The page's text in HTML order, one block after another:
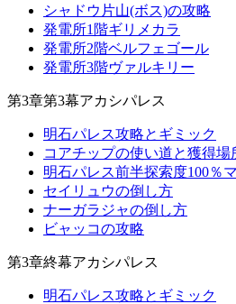
シャドウ片山(ボス)の攻略
発電所1階ギリメカラ
発電所2階ベルフェゴール
発電所3階ヴァルキリー
第3章第3幕アカシパレス
明石パレス攻略とギミック
コアチップの使い道と獲得場
明石パレス前半探索度100％
セイリュウの倒し方
ナーガラジャの倒し方
ビャッコの攻略
第3章終幕アカシパレス
明石パレス攻略とギミック